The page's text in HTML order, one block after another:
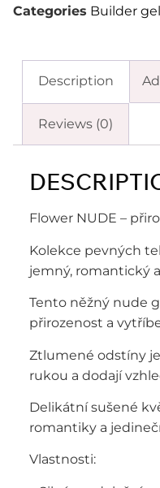
Categories Builder
Description
Reviews (0)
Flower NUDE –
Kolekce pevných
jemný, romantický
Tento něžný nude
přirozenost a
Ztlumené odstíny
rukou a dodají
Delikátní sušené
romantiky a
Vlastnosti: